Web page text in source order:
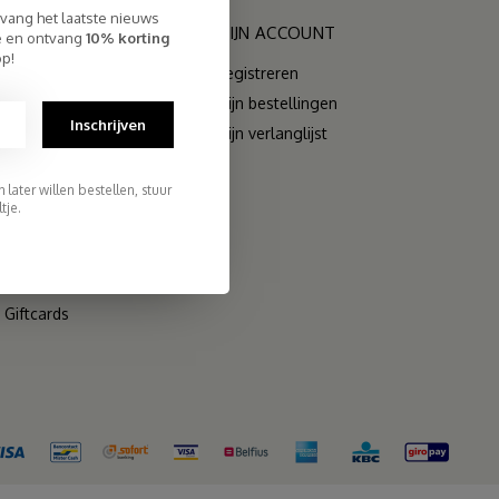
Giftcards
MIJN ACCOUNT
Registreren
Mijn bestellingen
Mijn verlanglijst
het laatste nieuws
en ontvang 10% korting
Inschrijven
later willen bestellen, stuur